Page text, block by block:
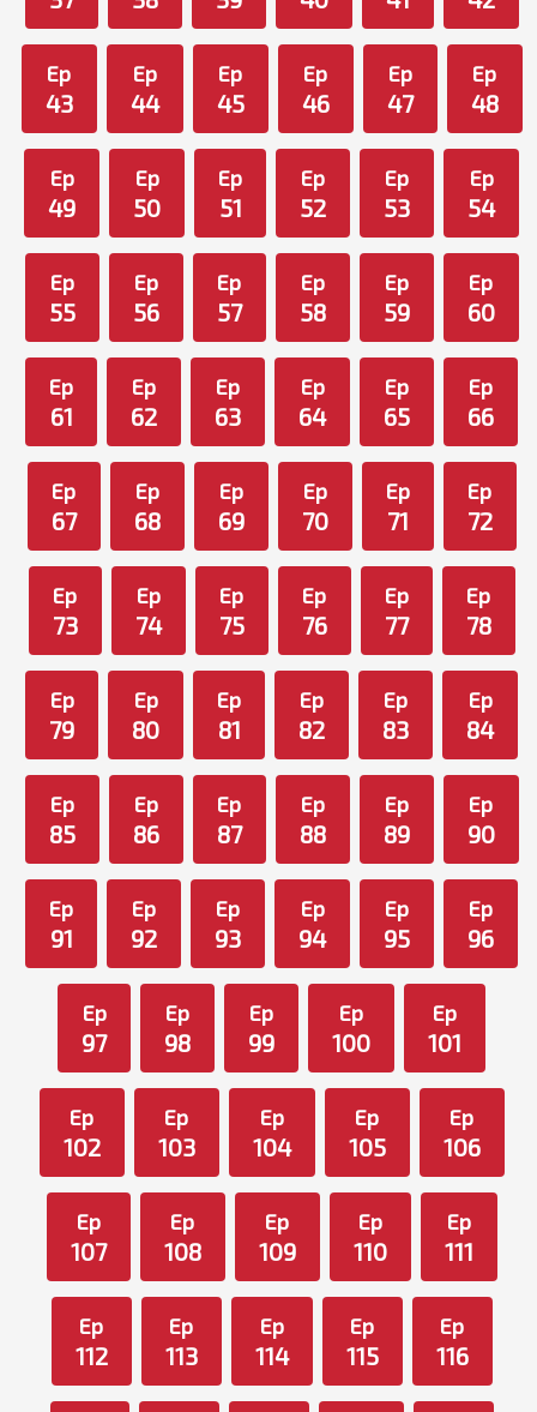
Ep
43
Ep
44
Ep
45
Ep
46
Ep
47
Ep
48
Ep
49
Ep
50
Ep
51
Ep
52
Ep
53
Ep
54
Ep
55
Ep
56
Ep
57
Ep
58
Ep
59
Ep
60
Ep
61
Ep
62
Ep
63
Ep
64
Ep
65
Ep
66
Ep
67
Ep
68
Ep
69
Ep
70
Ep
71
Ep
72
Ep
73
Ep
74
Ep
75
Ep
76
Ep
77
Ep
78
Ep
79
Ep
80
Ep
81
Ep
82
Ep
83
Ep
84
Ep
85
Ep
86
Ep
87
Ep
88
Ep
89
Ep
90
Ep
91
Ep
92
Ep
93
Ep
94
Ep
95
Ep
96
Ep
97
Ep
98
Ep
99
Ep
100
Ep
101
Ep
102
Ep
103
Ep
104
Ep
105
Ep
106
Ep
107
Ep
108
Ep
109
Ep
110
Ep
111
Ep
112
Ep
113
Ep
114
Ep
115
Ep
116